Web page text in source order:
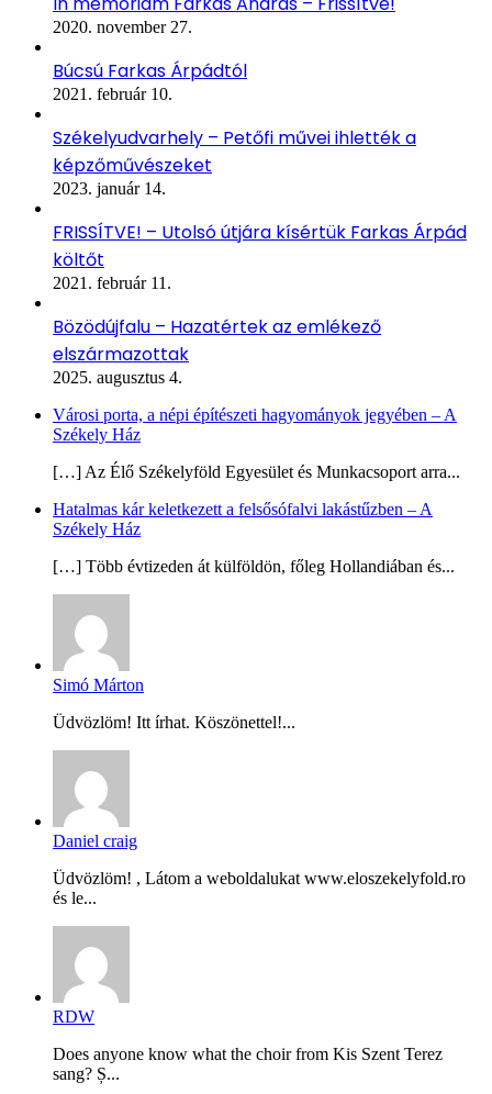
2020. november 27.
Búcsú Farkas Árpádtól
2021. február 10.
Székelyudvarhely – Petőfi művei ihlették a
képzőművészeket
2023. január 14.
FRISSÍTVE! – Utolsó útjára kísértük Farkas Árpád
költőt
2021. február 11.
Bözödújfalu – Hazatértek az emlékező
elszármazottak
2025. augusztus 4.
Városi porta, a népi építészeti hagyományok jegyében – A
Székely Ház
[…] Az Élő Székelyföld Egyesület és Munkacsoport arra...
Hatalmas kár keletkezett a felsősófalvi lakástűzben – A
Székely Ház
[…] Több évtizeden át külföldön, főleg Hollandiában és...
Simó Márton
Üdvözlöm! Itt írhat. Köszönettel!...
Daniel craig
Üdvözlöm! , Látom a weboldalukat www.eloszekelyfold.ro
és le...
RDW
Does anyone know what the choir from Kis Szent Terez
sang? Ș...